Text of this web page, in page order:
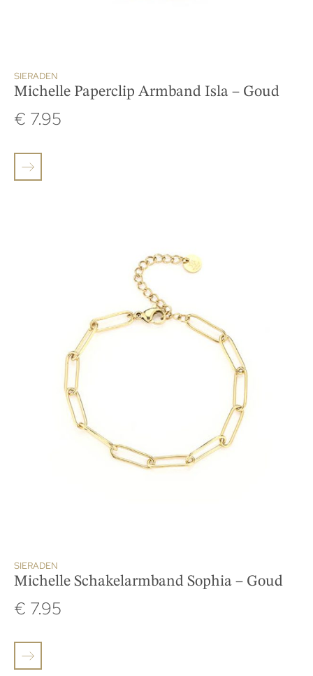
SIERADEN
Michelle Paperclip Armband Isla – Goud
€ 7.95
SIERADEN
Michelle Schakelarmband Sophia – Goud
€ 7.95